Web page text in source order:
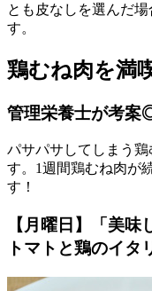
とも皮なしを選んだ
す。
鶏むね肉を満
管理栄養士が考案
パサパサしてしまう
す。1週間鶏むね肉が
す！
【月曜日】「美
トマトと鶏のイタ